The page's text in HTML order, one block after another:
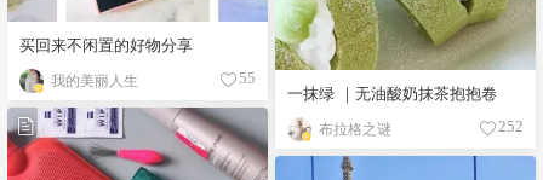
买回来不闲置的好物分享
我的美丽人生 55
一抹绿 ｜无油酸奶抹茶抱抱卷
布拉格之谜 252